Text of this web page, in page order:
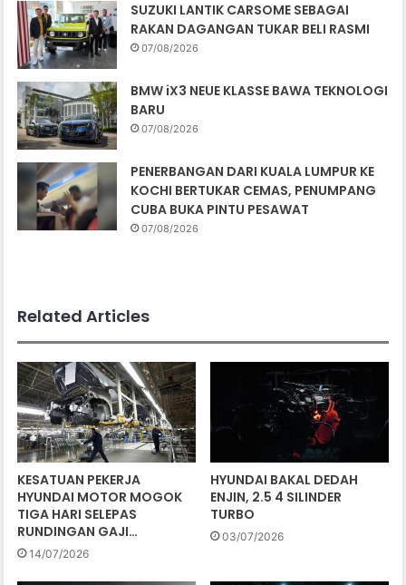
SUZUKI LANTIK CARSOME SEBAGAI
RAKAN DAGANGAN TUKAR BELI RASMI
07/08/2026
BMW iX3 NEUE KLASSE BAWA TEKNOLOGI
BARU
07/08/2026
PENERBANGAN DARI KUALA LUMPUR KE
KOCHI BERTUKAR CEMAS, PENUMPANG
CUBA BUKA PINTU PESAWAT
07/08/2026
Related Articles
KESATUAN PEKERJA
HYUNDAI MOTOR MOGOK
TIGA HARI SELEPAS
RUNDINGAN GAJI…
14/07/2026
HYUNDAI BAKAL DEDAH
ENJIN, 2.5 4 SILINDER
TURBO
03/07/2026